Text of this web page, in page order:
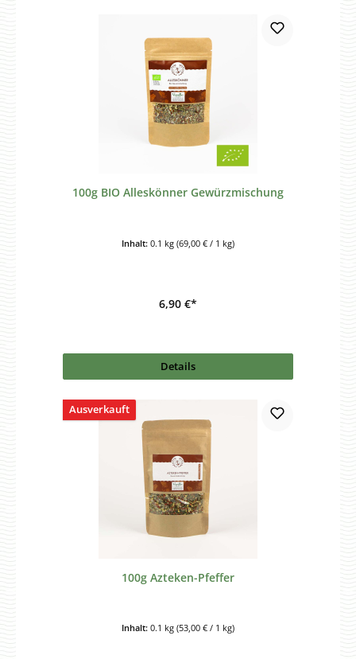
100g BIO Alleskönner Gewürzmischung
Inhalt: 0.1 kg (69,00 € / 1 kg)
6,90 €*
Details
Ausverkauft
100g Azteken-Pfeffer
Inhalt: 0.1 kg (53,00 € / 1 kg)